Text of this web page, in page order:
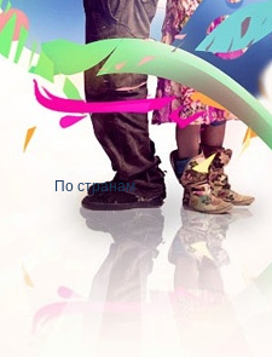
По странам